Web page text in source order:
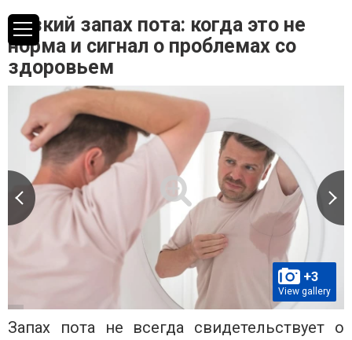
Резкий запах пота: когда это не
норма и сигнал о проблемах со
здоровьем
+3
View gallery
Запах пота не всегда свидетельствует о